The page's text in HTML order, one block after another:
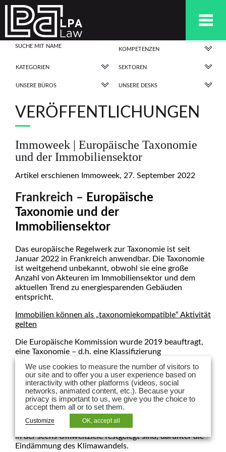
KOMPETENZEN
KATEGORIEN SEKTOREN
UNSERE BÜROS UNSERE DESKS
VERÖFFENTLICHUNGEN
Immoweek | Europäische Taxonomie
und der Immobiliensektor
Artikel erschienen Immoweek, 27. September 2022
Frankreich – Europäische
Taxonomie und der
Immobiliensektor
Das europäische Regelwerk zur Taxonomie ist seit
Januar 2022 in Frankreich anwendbar. Die Taxonomie
ist weitgehend unbekannt, obwohl sie eine große
Anzahl von Akteuren im Immobiliensektor und dem
aktuellen Trend zu energiesparenden Gebäuden
entspricht.
Immobilien können als „taxonomiekompatible“ Aktivität
gelten
Die Europäische Kommission wurde 2019 beauftragt,
eine Taxonomie – d.h. eine Klassifizierung
einen erheblichen Teil der privaten Investitionen
umzulenken und bis 2050 eine CO2-Neutralität zu
erreichen.
Die Weichen dafür werden durch die Richtlinie
2020/852 des Europäischen Parlaments und des Rates
vom 18. Juni 2020 (sog. Taxonomie-Richtlinie) gestellt,
in der sechs Umweltziele festgelegt sind, darunter die
Eindämmung des Klimawandels.
We use cookies to measure the number of visitors to
our site and to offer you a user experience based on
interactivity with other platforms (videos, social
networks, animated content, etc.). Because your
privacy is important to us, we give you the choice to
accept them all or to set them.
Customize OK, accept all